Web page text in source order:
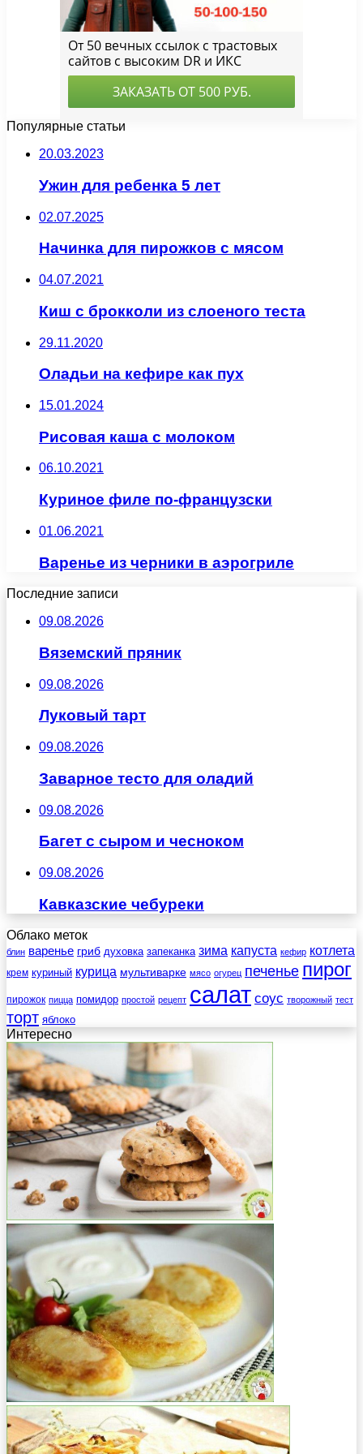
Популярные статьи
20.03.2023
Ужин для ребенка 5 лет
02.07.2025
Начинка для пирожков с мясом
04.07.2021
Киш с брокколи из слоеного теста
29.11.2020
Оладьи на кефире как пух
15.01.2024
Рисовая каша с молоком
06.10.2021
Куриное филе по-французски
01.06.2021
Варенье из черники в аэрогриле
Последние записи
09.08.2026
Вяземский пряник
09.08.2026
Луковый тарт
09.08.2026
Заварное тесто для оладий
09.08.2026
Багет с сыром и чесноком
09.08.2026
Кавказские чебуреки
Облако меток
блин варенье гриб духовка запеканка зима капуста кефир котлета
крем куриный курица мультиварке мясо огурец печенье пирог
пирожок пицца помидор простой рецепт салат соус творожный тест
торт яблоко
Интересно